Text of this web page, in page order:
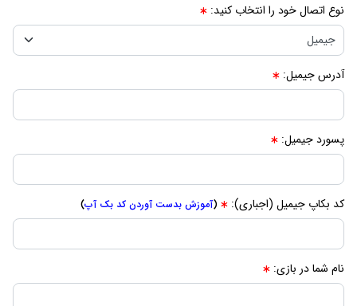
نوع اتصال خود را انتخاب کنید:
آدرس جیمیل:
پسورد جیمیل:
کد بکاپ جیمیل (اجباری): (آموزش بدست آوردن کد بک آپ)
نام شما در بازی: